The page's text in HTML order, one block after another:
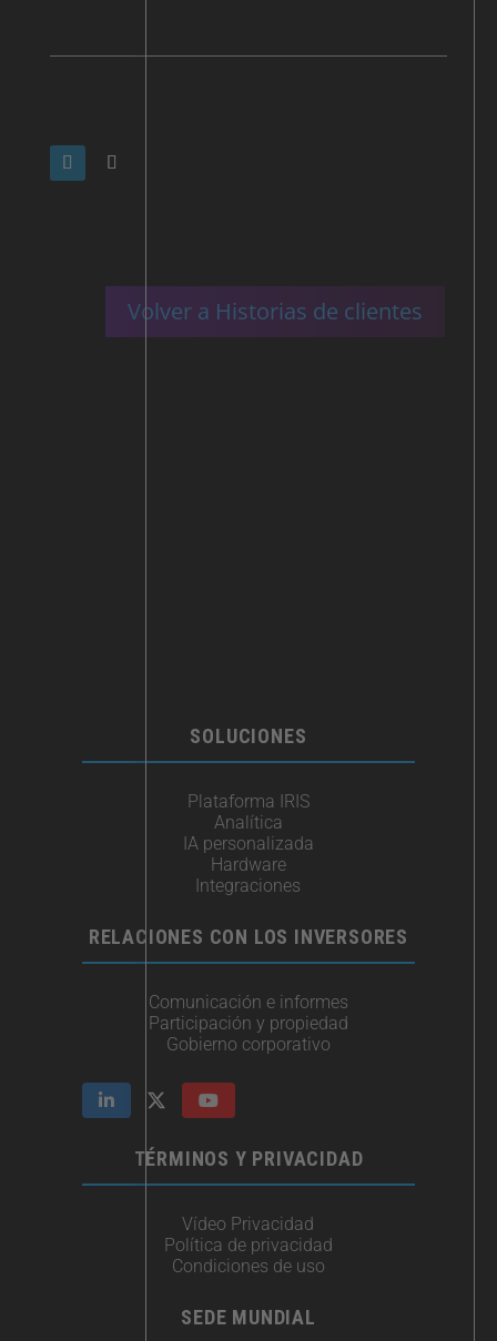
Volver a Historias de clientes
SOLUCIONES
Plataforma IRIS
Analítica
IA personalizada
Hardware
Integraciones​
RELACIONES CON LOS INVERSORES
Comunicación e informes
Participación y propiedad
Gobierno corporativo
TÉRMINOS Y PRIVACIDAD
Vídeo Privacidad
Política de privacidad
Condiciones de uso
SEDE MUNDIAL